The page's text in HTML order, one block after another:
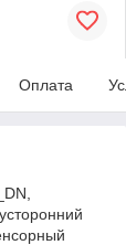
Оплата